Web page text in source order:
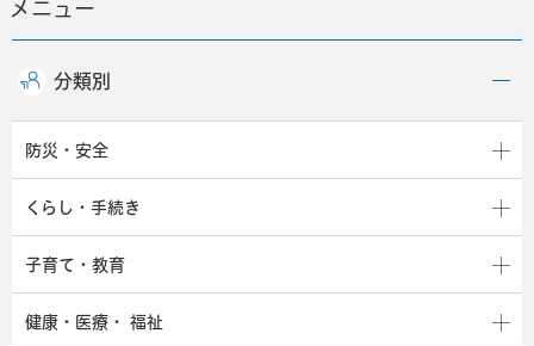
メニュー
分類別
防災・安全
くらし・手続き
子育て・教育
健康・医療・ 福祉